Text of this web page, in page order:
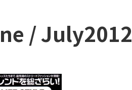
/ July2012